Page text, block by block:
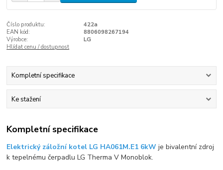
Číslo produktu:
422a
EAN kód:
8806098267194
Výrobce:
LG
Hlídat cenu / dostupnost
Kompletní specifikace
Ke stažení
Kompletní specifikace
Elektrický záložní kotel LG HA061M.E1 6kWje bivalentní zdroj
k tepelnému čerpadlu LG Therma V Monoblok.